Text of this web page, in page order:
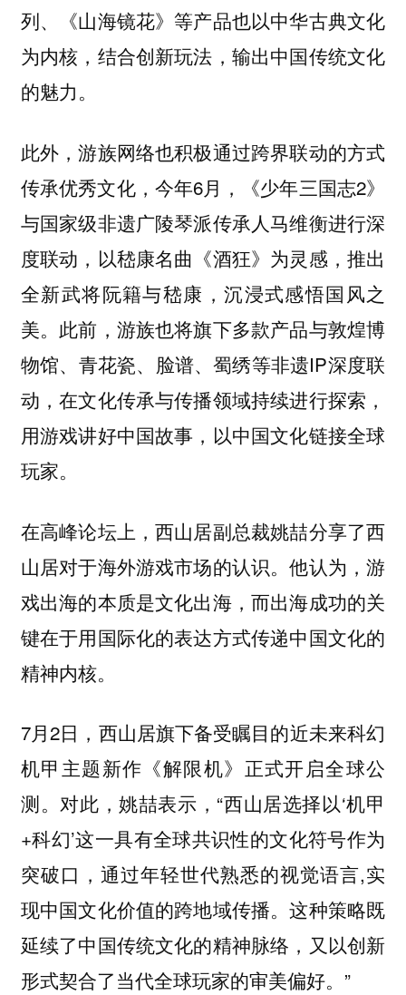
列、《山海镜花》等产品也以中华古典文化
为内核，结合创新玩法，输出中国传统文化
的魅力。
此外，游族网络也积极通过跨界联动的方式
传承优秀文化，今年6月，《少年三国志2》
与国家级非遗广陵琴派传承人马维衡进行深
度联动，以嵇康名曲《酒狂》为灵感，推出
全新武将阮籍与嵇康，沉浸式感悟国风之
美。此前，游族也将旗下多款产品与敦煌博
物馆、青花瓷、脸谱、蜀绣等非遗IP深度联
动，在文化传承与传播领域持续进行探索，
用游戏讲好中国故事，以中国文化链接全球
玩家。
在高峰论坛上，西山居副总裁姚喆分享了西
山居对于海外游戏市场的认识。他认为，游
戏出海的本质是文化出海，而出海成功的关
键在于用国际化的表达方式传递中国文化的
精神内核。
7月2日，西山居旗下备受瞩目的近未来科幻
机甲主题新作《解限机》正式开启全球公
测。对此，姚喆表示，“西山居选择以‘机甲
+科幻’这一具有全球共识性的文化符号作为
突破口，通过年轻世代熟悉的视觉语言,实
现中国文化价值的跨地域传播。这种策略既
延续了中国传统文化的精神脉络，又以创新
形式契合了当代全球玩家的审美偏好。”